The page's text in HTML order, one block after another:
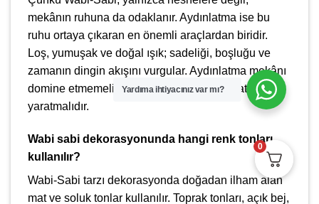
mekânın ruhuna da odaklanır. Aydınlatma ise bu
ruhu ortaya çıkaran en önemli araçlardan biridir.
Loş, yumuşak ve doğal ışık; sadeliği, boşluğu ve
zamanın dingin akışını vurgular. Aydınlatma mekânı
domine etmemeli, aksine sakinleştirici bir atmosfer
yaratmalıdır.
Wabi sabi dekorasyonunda hangi renk tonları
kullanılır?
Wabi-Sabi tarzı dekorasyonda doğadan ilham alan
mat ve soluk tonlar kullanılır. Toprak tonları, açık bej,
Yardıma ihtiyacınız var mı?
0